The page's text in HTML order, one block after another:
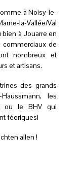
à Noisy-le-
la-Vallée/Val
bien à Jouarre en
commerciaux de
nombreux et
et artisans.
des grands
les
ou le BHV qui
féeriques!
allen !